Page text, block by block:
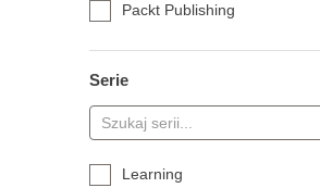
Packt Publishing
Serie
Learning